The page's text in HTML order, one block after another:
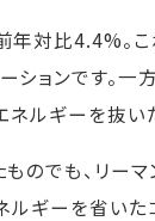
対比4.4%。こ
ションです。一
ルギーを抜い
のでも、リー
ルギーを省いた